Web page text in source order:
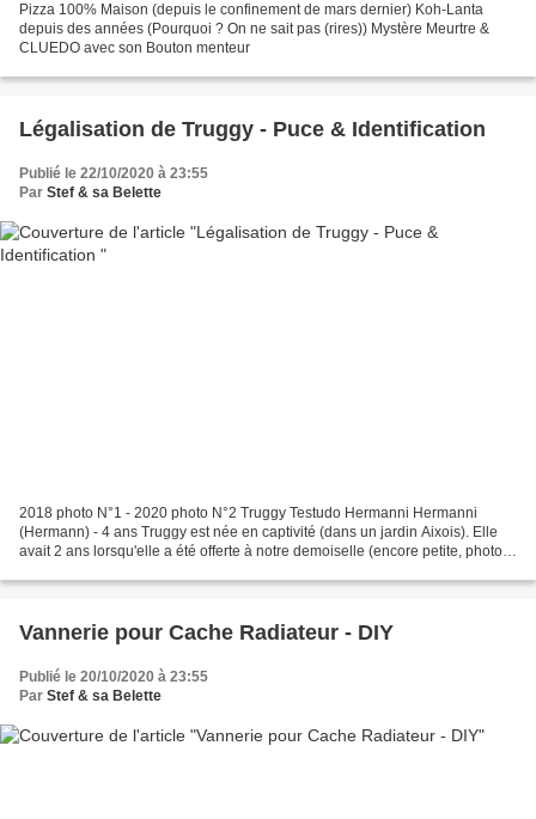
Pizza 100% Maison (depuis le confinement de mars dernier) Koh-Lanta
depuis des années (Pourquoi ? On ne sait pas (rires)) Mystère Meurtre &
CLUEDO avec son Bouton menteur
Légalisation de Truggy - Puce & Identification
Publié le 22/10/2020 à 23:55
Par Stef & sa Belette
2018 photo N°1 - 2020 photo N°2 Truggy Testudo Hermanni Hermanni
(Hermann) - 4 ans Truggy est née en captivité (dans un jardin Aixois). Elle
avait 2 ans lorsqu'elle a été offerte à notre demoiselle (encore petite, photo
Vannerie pour Cache Radiateur - DIY
Publié le 20/10/2020 à 23:55
Par Stef & sa Belette